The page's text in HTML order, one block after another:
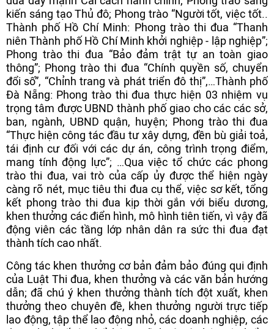
kiến sáng tạo Thủ đô; Phong trào “Người tốt, việc tốt..
Thành phố Hồ Chí Minh: Phong trào thi đua “Thanh
niên Thành phố Hồ Chí Minh khởi nghiệp - lập nghiệp”;
Phong trào thi đua “Bảo đảm trật tự an toàn giao
thông”; Phong trào thi đua “Chính quyền số, chuyển
đổi số”, “Chỉnh trang và phát triển đô thị”,…Thành phố
Đà Nẵng: Phong trào thi đua thực hiện 03 nhiệm vụ
trọng tâm được UBND thành phố giao cho các các sở,
ban, ngành, UBND quận, huyện; Phong trào thi đua
“Thực hiện công tác đầu tư xây dựng, đền bù giải toả,
tái định cư đối với các dự án, công trình trọng điểm,
mang tính động lực”; …Qua việc tổ chức các phong
trào thi đua, vai trò của cấp ủy được thể hiện ngày
càng rõ nét, mục tiêu thi đua cụ thể, việc sơ kết, tổng
kết phong trào thi đua kịp thời gắn với biểu dương,
khen thưởng các điển hình, mô hình tiên tiến, vì vậy đã
động viên các tầng lớp nhân dân ra sức thi đua đạt
thành tích cao nhất.
Công tác khen thưởng cơ bản đảm bảo đúng qui định
của Luật Thi đua, khen thưởng và các văn bản hướng
dẫn; đã chú ý khen thưởng thành tích đột xuất, khen
thưởng theo chuyên đề, khen thưởng người trực tiếp
lao động, tập thể lao động nhỏ, các doanh nghiệp, các